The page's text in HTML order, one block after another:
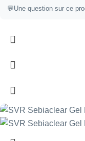
💬Une question sur ce